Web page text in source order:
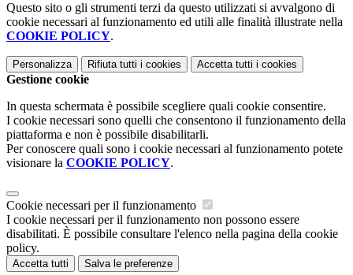
Questo sito o gli strumenti terzi da questo utilizzati si avvalgono di
cookie necessari al funzionamento ed utili alle finalità illustrate nella
COOKIE POLICY.
Personalizza Rifiuta tutti i cookies Accetta tutti i cookies
Gestione cookie
In questa schermata è possibile scegliere quali cookie consentire.
I cookie necessari sono quelli che consentono il funzionamento della
piattaforma e non è possibile disabilitarli.
Per conoscere quali sono i cookie necessari al funzionamento potete
visionare la COOKIE POLICY.
Cookie necessari per il funzionamento
I cookie necessari per il funzionamento non possono essere
disabilitati. È possibile consultare l'elenco nella pagina della cookie
policy.
Accetta tutti Salva le preferenze